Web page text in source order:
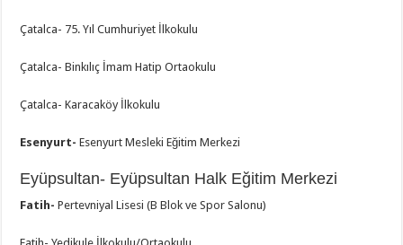
Çatalca- 75. Yıl Cumhuriyet İlkokulu
Çatalca- Binkılıç İmam Hatip Ortaokulu
Çatalca- Karacaköy İlkokulu
Esenyurt-Esenyurt Mesleki Eğitim Merkezi
Eyüpsultan- Eyüpsultan Halk Eğitim Merkezi
Fatih-Pertevniyal Lisesi (B Blok ve Spor Salonu)